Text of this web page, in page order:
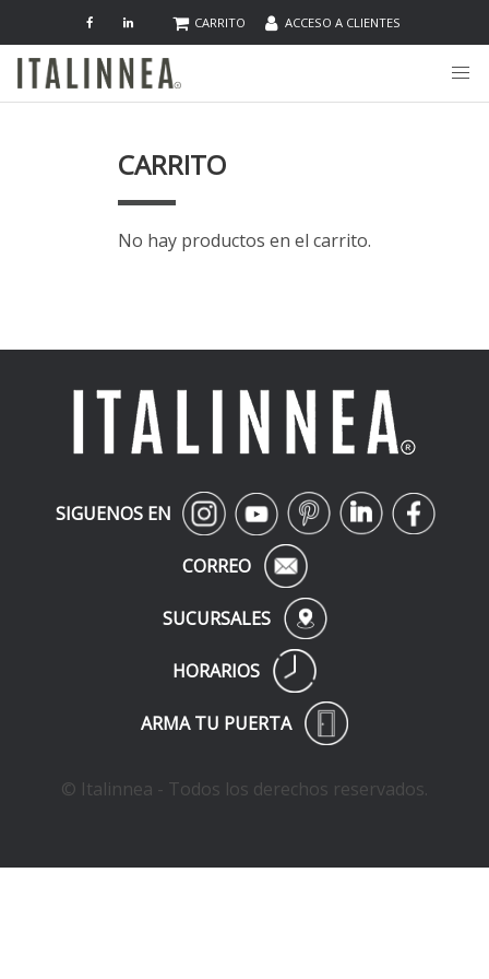
CARRITO ACCESO A CLIENTES
CARRITO
No hay productos en el carrito.
SIGUENOS EN
CORREO
SUCURSALES
HORARIOS
ARMA TU PUERTA
© Italinnea - Todos los derechos reservados.